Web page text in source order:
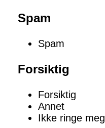
Spam
Spam
Forsiktig
Forsiktig
Annet
Ikke ringe meg